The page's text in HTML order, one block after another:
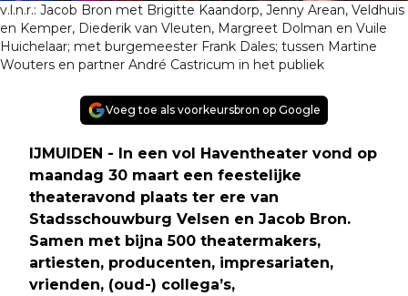
v.l.n.r.: Jacob Bron met Brigitte Kaandorp, Jenny Arean, Veldhuis
en Kemper, Diederik van Vleuten, Margreet Dolman en Vuile
Huichelaar; met burgemeester Frank Dales; tussen Martine
Wouters en partner André Castricum in het publiek
Voeg toe als voorkeursbron op Google
IJMUIDEN - In een vol Haventheater vond op
maandag 30 maart een feestelijke
theateravond plaats ter ere van
Stadsschouwburg Velsen en Jacob Bron.
Samen met bijna 500 theatermakers,
artiesten, producenten, impresariaten,
vrienden, (oud-) collega’s,